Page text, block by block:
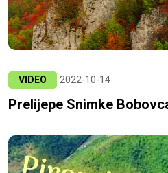
VIDEO 2022-10-14
Prelijepe Snimke